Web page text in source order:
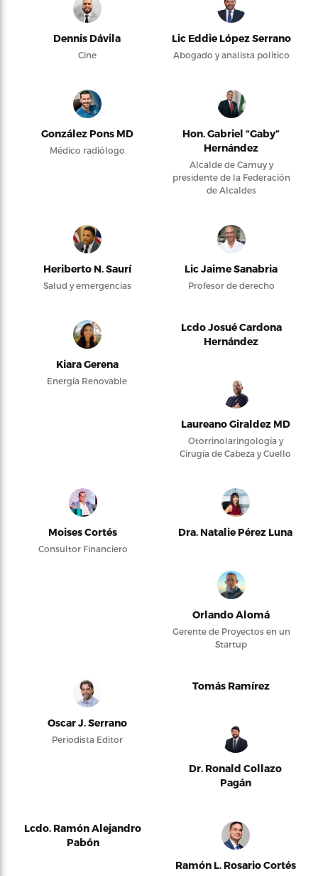
Dennis Dávila
Cine
Lic Eddie López Serrano
Abogado y analista político
González Pons MD
Médico radiólogo
Hon. Gabriel “Gaby”
Hernández
Alcalde de Camuy y
presidente de la Federación
de Alcaldes
Heriberto N. Saurí
Salud y emergencias
Lic Jaime Sanabria
Profesor de derecho
Kiara Gerena
Energía Renovable
Lcdo Josué Cardona
Hernández
Laureano Giraldez MD
Otorrinolaringología y
Cirugía de Cabeza y Cuello
Moises Cortés
Consultor Financiero
Dra. Natalie Pérez Luna
Orlando Alomá
Gerente de Proyectos en un
Startup
Oscar J. Serrano
Periodista Editor
Tomás Ramírez
Dr. Ronald Collazo
Pagán
Lcdo. Ramón Alejandro
Pabón
Ramón L. Rosario Cortés